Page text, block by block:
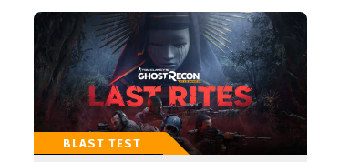
BLAST TEST